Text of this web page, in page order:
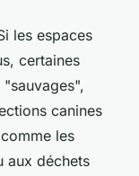
les espaces
certaines
canines
les
aux déchets